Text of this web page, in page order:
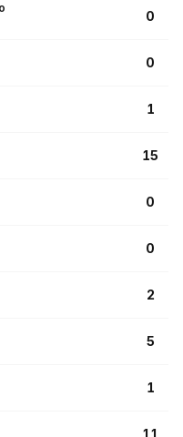
0
0
1
15
0
0
2
5
1
11